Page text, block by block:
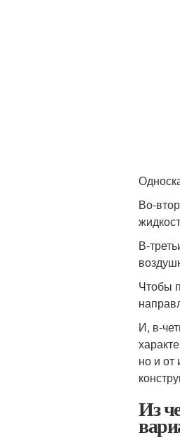
Во-
В-
Чтобы
И, в-
но и от
Из